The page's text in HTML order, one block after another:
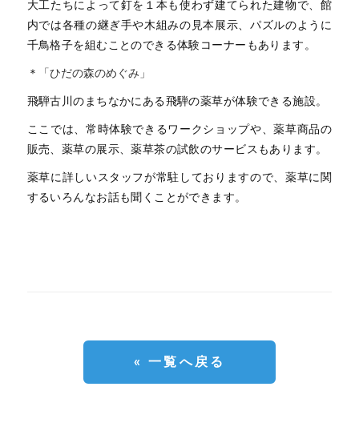
大工たちによって釘を１本も使わず建てられた建物で、館
内では各種の継ぎ手や木組みの見本展示、パズルのように
千鳥格子を組むことのできる体験コーナーもあります。
＊ 「ひだの森のめぐみ」
飛騨古川のまちなかにある飛騨の薬草が体験できる施設。
ここでは、常時体験できるワークショップや、薬草商品の
販売、薬草の展示、薬草茶の試飲のサービスもあります。
薬草に詳しいスタッフが常駐しておりますので、薬草に関
するいろんなお話も聞くことができます。
« 一覧へ戻る